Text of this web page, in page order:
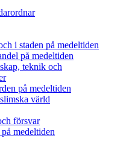
i staden på medeltiden
på medeltiden
teknik och
på medeltiden
värld
försvar
medeltiden